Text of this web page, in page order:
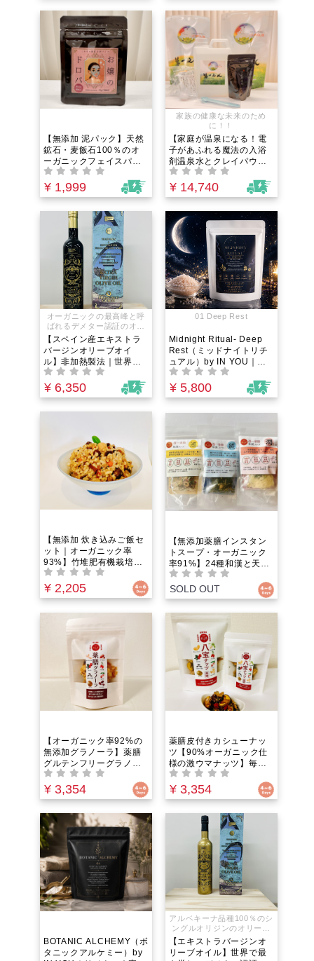
ェノールを補給する次世
代おやつ
スパイスソルト。毎日の
食養生や、日常の料理
に。
【無添加 泥パック】天然
鉱石・麦飯石100％のオ
ーガニックフェイスパッ
ク｜くすみ・ざらつきを5
分でリセット。界面活性
剤フリーで敏感肌・子ど
力吸着しワントーン明る
い透明肌へ導く、家族3世
代で使える究極の全身ケ
¥ 1,999
家族の健康な未来のため
に！！
【家庭が温泉になる！電
子があふれる魔法の入浴
剤温泉水とクレイパウダ
ーの贅沢お風呂セット】
元自衛隊員が全財産33年
を賭けて完成させた国際
の夜も、20分浸かるだけ
で翌朝が驚くほど軽くな
る、知る人ぞ知る秘伝の
入浴法
¥ 14,740
オーガニックの最高峰と呼
ばれるデメター認証のオリ
ーブオイルがここに。
【スペイン産エキストラ
バージンオリーブオイ
ル】非加熱製法｜世界一
厳格なオーガニック認証
「デメター認証」取得！
バイオダイナミック農法
¥ 6,350
01 Deep Rest
Midnight Ritual- Deep
Rest（ミッドナイトリチ
ュアル）by IN YOU｜オ
ーガニックアロマバスパ
ウダー｜よく眠りたい夜
のお供に。エプソムソル
るあなただけの究極の15
分」へ。本来の自分に還
る時間を今。
¥ 5,800
【無添加 炊き込みご飯セ
ット｜オーガニック率
93%】竹堆肥有機栽培米
と24種和漢の極み養生炊
き込み御膳キット｜最高
のご褒美御膳を自宅で！
膳師厳選の和漢素材が融
合。ヴィーガン・五葷フ
リーで手軽に温活を叶え
¥ 2,205
【無添加薬膳インスタン
トスープ・オーガニック
率91%】24種和漢と天日
干し野菜のオーガニック
養生春雨ヴィーガンスー
プ｜お湯を注ぐだけで本
に。広島県産野菜天日干
し。五葷フリー・化学調
味料不使用
SOLD OUT
【オーガニック率92%の
無添加グラノーラ】薬膳
グルテンフリーグラノー
ラ｜罪悪感のないプチ朝
食に。お口でほろほろ解
ける贅沢な和漢おやつ。
優しい甘みで罪悪感ゼ
ロ！
¥ 3,354
薬膳皮付きカシューナッ
ツ【90%オーガニック仕
様の激ウマナッツ】毎日
一粒で心身を調える！白
砂糖不使用・羅漢果と甜
菜糖で甘さ控えめ。無添
容と健康を支える有機肥
料栽培の究極の薬膳おや
¥ 3,354
BOTANIC ALCHEMY（ボ
タニックアルケミー）by
アルベキーナ品種100％のシ
ングルオリジンのオリーブ
オイル、フランシスコ・ゴ
メス・ゴールドは、スペイ
ンのフランシスコ・ゴメス
【エキストラバージンオ
リーブオイル】世界で最